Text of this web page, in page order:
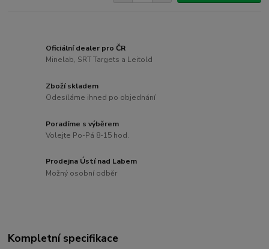
Oficiální dealer pro ČR
Minelab, SRT Targets a Leitold
Zboží skladem
Odesíláme ihned po objednání
Poradíme s výběrem
Volejte Po-Pá 8-15 hod.
Prodejna Ústí nad Labem
Možný osobní odběr
Kompletní specifikace